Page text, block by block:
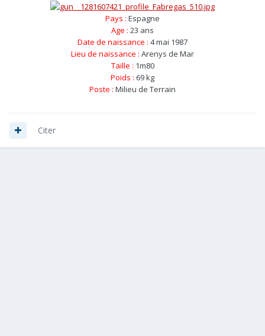
Pays : Espagne
Age : 23 ans
Date de naissance : 4 mai 1987
Lieu de naissance : Arenys de Mar
Taille : 1m80
Poids : 69 kg
Poste : Milieu de Terrain
Citer